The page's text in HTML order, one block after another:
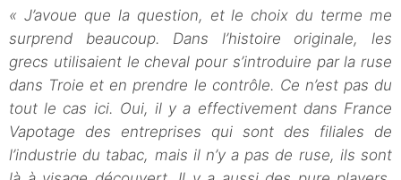
« J’avoue que la question, et le choix du terme me
surprend beaucoup. Dans l’histoire originale, les
grecs utilisaient le cheval pour s’introduire par la ruse
dans Troie et en prendre le contrôle. Ce n’est pas du
tout le cas ici. Oui, il y a effectivement dans France
Vapotage des entreprises qui sont des filiales de
l’industrie du tabac, mais il n’y a pas de ruse, ils sont